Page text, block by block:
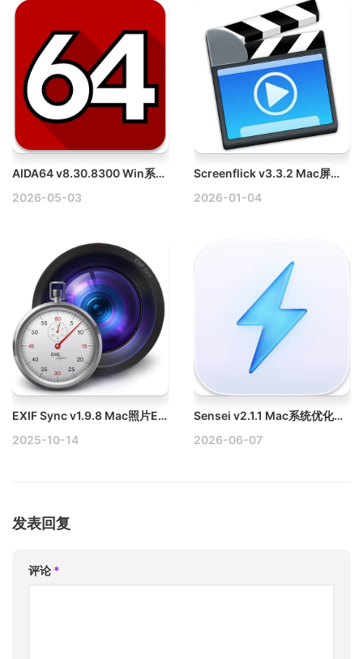
AIDA64 v8.30.8300 Win系统软硬件检测工具多语言破解版
2026-05-03
Screenflick v3.3.2 Mac屏幕录像工具破解版
2026-01-04
EXIF Sync v1.9.8 Mac照片EXIF信息排序软件
2025-10-14
Sensei v2.1.1 Mac系统优化、清理工具、系统监控工具下载
2026-06-07
发表回复
评论 *